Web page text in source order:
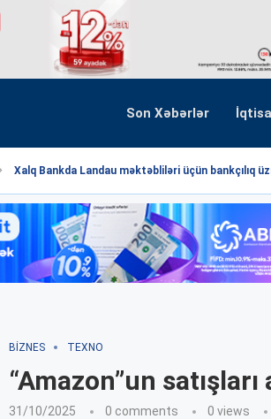
Son Xəbərlər
Xalq Bankda Landau məktəbliləri üçün bankçılıq
BIZNES TEXNO
“Amazon”un satışları
31/10/2025 0 comments 0 views